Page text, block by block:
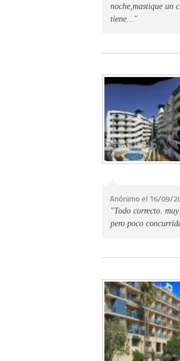
noche,mastique un
tiene…"
Anónimo el 16/09/
"Todo correcto.
pero poco